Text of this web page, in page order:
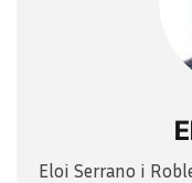
Eloi Serrano i